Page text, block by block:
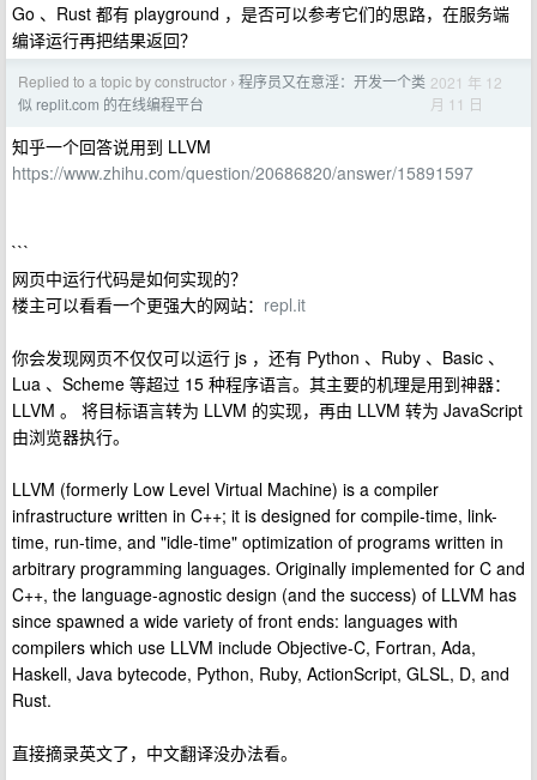
Go 、Rust 都有 playground ，是否可以参考它们的思路，在服务端
编译运行再把结果返回？
Replied to a topic by constructor › 程序员又在意淫：开发一个类
似 replit.com 的在线编程平台
2021 年 12
月 11 日
知乎一个回答说用到 LLVM
https://www.zhihu.com/question/20686820/answer/15891597
```
网页中运行代码是如何实现的？
楼主可以看看一个更强大的网站： repl.it
你会发现网页不仅仅可以运行 js ，还有 Python 、Ruby 、Basic 、
Lua 、Scheme 等超过 15 种程序语言。其主要的机理是用到神器：
LLVM 。 将目标语言转为 LLVM 的实现，再由 LLVM 转为 JavaScript
由浏览器执行。
LLVM (formerly Low Level Virtual Machine) is a compiler
infrastructure written in C++; it is designed for compile-time, link-
time, run-time, and "idle-time" optimization of programs written in
arbitrary programming languages. Originally implemented for C and
C++, the language-agnostic design (and the success) of LLVM has
since spawned a wide variety of front ends: languages with
compilers which use LLVM include Objective-C, Fortran, Ada,
Haskell, Java bytecode, Python, Ruby, ActionScript, GLSL, D, and
Rust.
直接摘录英文了，中文翻译没办法看。